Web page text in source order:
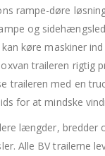
rampe-døre
og
køre maskiner
traileren rigtig
traileren med en
for at mindske
længder, bredder
Alle BV trailerne